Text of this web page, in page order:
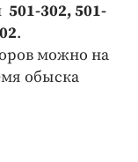
501-302, 501-
.
можно на
обыска